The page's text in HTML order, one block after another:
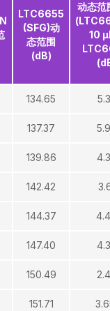
LTC6655
(SFG)动
态范围
(dB)
动态范
10
134.65
137.37
139.86
142.42
144.37
147.40
150.49
151.71